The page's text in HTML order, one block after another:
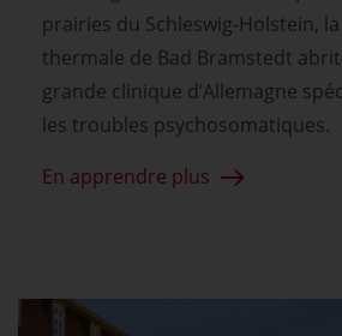
prairies du Schleswig-Holstein,
thermale de Bad Bramstedt
grande clinique d’Allemagne
les troubles psychosomatiques.
En apprendre plus